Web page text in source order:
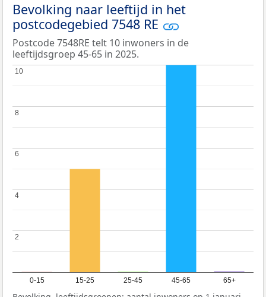
Bevolking naar leeftijd in het
postcodegebied 7548 RE
Postcode 7548RE telt 10 inwoners in de
leeftijdsgroep 45-65 in 2025.
0-15 15-25 25-45 45-65 65+
2
2
4
4
6
6
8
8
10
10